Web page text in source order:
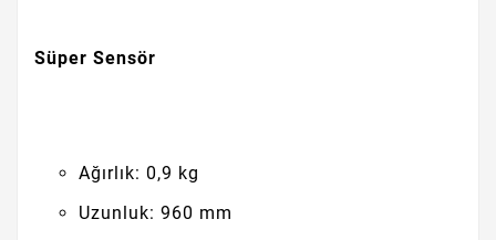
Süper Sensör
Ağırlık: 0,9 kg
Uzunluk: 960 mm